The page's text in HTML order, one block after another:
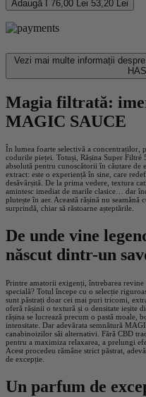
Adaugă I 76,00 Lei 53,20 Lei
Vezi mai multe informații despre
Magia filtrată:
MAGIC SAUCE
În lumea foarte selectivă a concentraților,
codurile pieței. Totuși, Rășina Super
absolută pentru cunoscătorii în căutare de
extract: este o experiență în sine, care
desăvârșită. De la prima vedere, textura
amintesc imediat de marile clasice… dar
plutește în aer. Această rășină nu seamănă
surprindă, chiar să răstoarne așteptările.
De unde vine
născut dintr-un
Printre amatorii exigenți, întrebarea
specială? Totul începe cu o selecție
sunt păstrați doar cei mai puri tricomi,
oferă rășinii o textură și o densitate ieșite
rășina se lucrează precum o pastă moale,
intensitate. Dar adevărata semnătură
canabinoizilor săi alternativi. Fără CBD
pentru a maximiza relaxarea, a prelungi
Acest procedeu rămâne strict păstrat,
de excepție.
Un parfum de